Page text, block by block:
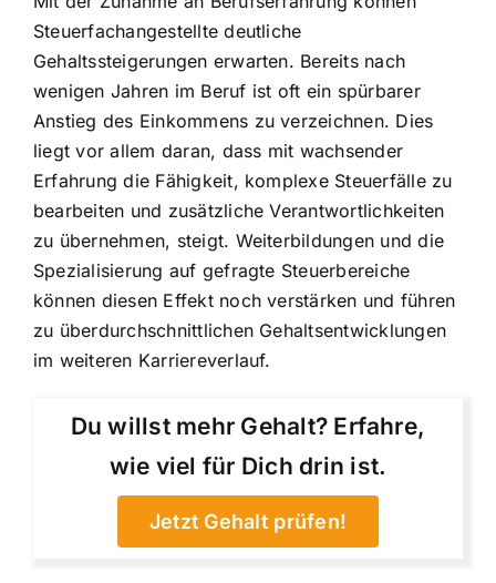
Steuerfachangestellte deutliche
Gehaltssteigerungen erwarten. Bereits nach
wenigen Jahren im Beruf ist oft ein spürbarer
Anstieg des Einkommens zu verzeichnen. Dies
liegt vor allem daran, dass mit wachsender
Erfahrung die Fähigkeit, komplexe Steuerfälle zu
bearbeiten und zusätzliche Verantwortlichkeiten
zu übernehmen, steigt. Weiterbildungen und die
Spezialisierung auf gefragte Steuerbereiche
können diesen Effekt noch verstärken und führen
zu überdurchschnittlichen Gehaltsentwicklungen
im weiteren Karriereverlauf.
Du willst mehr Gehalt? Erfahre,
wie viel für Dich drin ist.
Jetzt Gehalt prüfen!